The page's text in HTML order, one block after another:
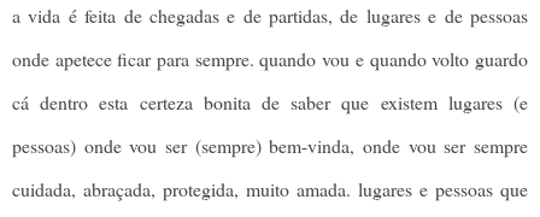
a vida é feita de chegadas e de partidas, de lugares e de pessoas
onde apetece ficar para sempre. quando vou e quando volto guardo
cá dentro esta certeza bonita de saber que existem lugares (e
pessoas) onde vou ser (sempre) bem-vinda, onde vou ser sempre
cuidada, abraçada, protegida, muito amada. lugares e pessoas que